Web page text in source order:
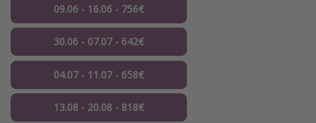
09.06 - 16.06 - 756€
30.06 - 07.07 - 642€
04.07 - 11.07 - 658€
13.08 - 20.08 - 818€